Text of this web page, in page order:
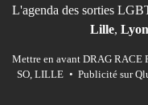
L'agenda des sorties
Lille, Lyon
Mettre en avant DRAG RACE
SO, LILLE • Publicité sur